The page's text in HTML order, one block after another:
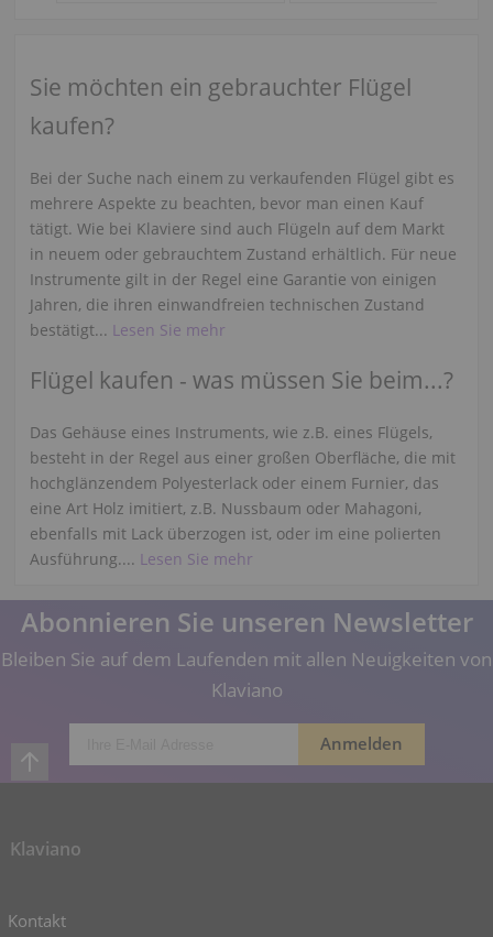
Sie möchten ein gebrauchter Flügel
kaufen?
Bei der Suche nach einem zu verkaufenden Flügel gibt es
mehrere Aspekte zu beachten, bevor man einen Kauf
tätigt. Wie bei Klaviere sind auch Flügeln auf dem Markt
in neuem oder gebrauchtem Zustand erhältlich. Für neue
Instrumente gilt in der Regel eine Garantie von einigen
Jahren, die ihren einwandfreien technischen Zustand
bestätigt... Lesen Sie mehr
Flügel kaufen - was müssen Sie beim...?
Das Gehäuse eines Instruments, wie z.B. eines Flügels,
besteht in der Regel aus einer großen Oberfläche, die mit
hochglänzendem Polyesterlack oder einem Furnier, das
eine Art Holz imitiert, z.B. Nussbaum oder Mahagoni,
ebenfalls mit Lack überzogen ist, oder im eine polierten
Ausführung.... Lesen Sie mehr
Abonnieren Sie unseren Newsletter
Bleiben Sie auf dem Laufenden mit allen Neuigkeiten von
Klaviano
Klaviano
Kontakt